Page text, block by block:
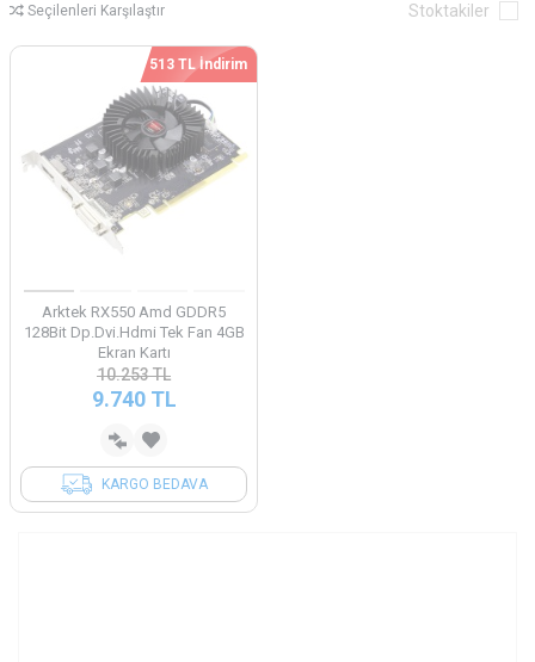
Stoktakiler
Seçilenleri Karşılaştır
513 TL İndirim
Arktek RX550 Amd GDDR5
128Bit Dp.Dvi.Hdmi Tek Fan 4GB
Ekran Kartı
10.253TL
9.740TL
KARGO BEDAVA